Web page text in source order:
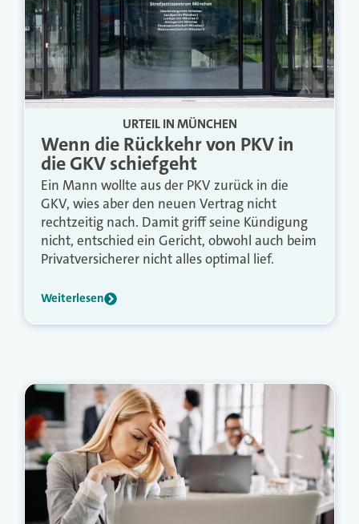
URTEIL IN MÜNCHEN
Wenn die Rückkehr von PKV in
die GKV schiefgeht
Ein Mann wollte aus der PKV zurück in die
GKV, wies aber den neuen Vertrag nicht
rechtzeitig nach. Damit griff seine Kündigung
nicht, entschied ein Gericht, obwohl auch beim
Privatversicherer nicht alles optimal lief.
Weiterlesen